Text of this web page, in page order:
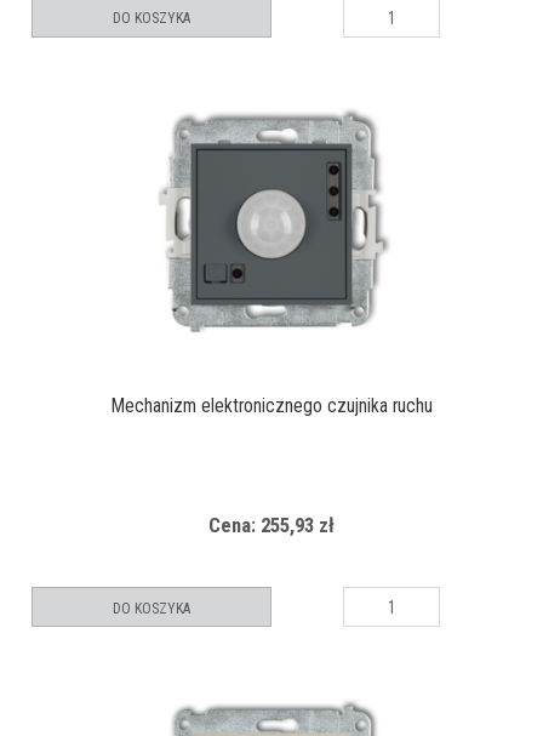
DO KOSZYKA
Mechanizm elektronicznego czujnika ruchu
Cena: 255,93 zł
DO KOSZYKA